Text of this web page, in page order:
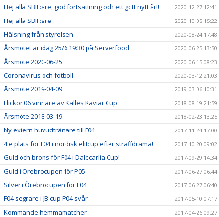
Hej alla SBIF:are, god fortsättning och ett gott nytt år!! 2020-12-27 12:41
Hej alla SBIF:are 2020-10-05 15:22
Hälsning från styrelsen 2020-08-24 17:48
Årsmötet är idag 25/6 19:30 på Serverfood 2020-06-25 13:50
Årsmöte 2020-06-25 2020-06-15 08:23
Coronavirus och fotboll 2020-03-12 21:03
Årsmöte 2019-04-09 2019-03-06 10:31
Flickor 06 vinnare av Kalles Kaviar Cup 2018-08-19 21:59
Årsmöte 2018-03-19 2018-02-23 13:25
Ny extern huvudtränare till F04 2017-11-24 17:00
4:e plats för F04 i nordisk elitcup efter straffdrama! 2017-10-20 09:02
Guld och brons för F04 i Dalecarlia Cup! 2017-09-29 14:34
Guld i Örebrocupen för P05 2017-06-27 06:44
Silver i Örebrocupen för F04 2017-06-27 06:40
F04 segrare i JB cup P04 svår 2017-05-10 07:17
Kommande hemmamatcher 2017-04-26 09:27